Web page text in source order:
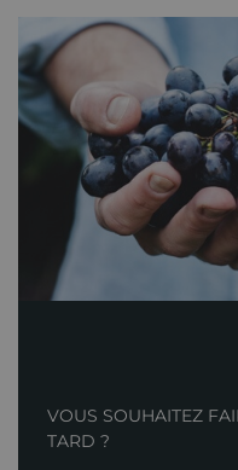
VOUS SOUHAITEZ
TARD ?